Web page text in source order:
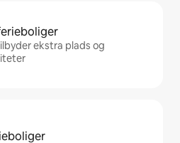
ekstra plads og